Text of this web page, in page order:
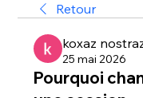
Retour
koxaz
25 mai 2026
Pourquoi